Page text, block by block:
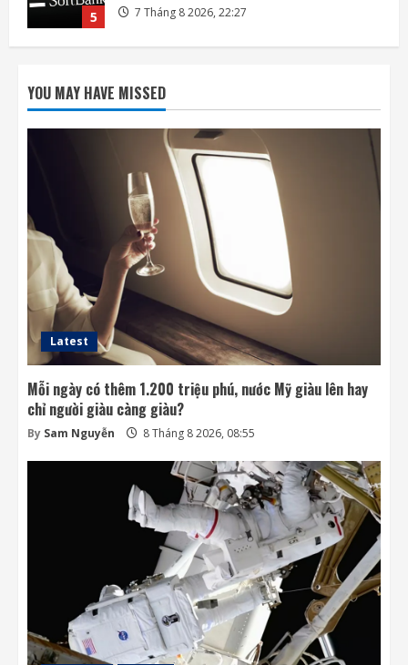
1 8 Tháng 8 2026, 08:55
2
để nâng cấp hệ thống điện ISS
8 Tháng 8 2026, 08:47
Đến lượt mô hình AI của Moonshot thoát
khỏi môi trường thử nghiệm
8 Tháng 8 2026, 07:58
4
Khai thác điện từ đất ở Nhật Bản: giấc mơ
lớn từ ánh sáng nhỏ
8 Tháng 8 2026, 07:52
YOU MAY HAVE MISSED
Latest
Mỗi ngày có thêm 1.200 triệu phú, nước Mỹ giàu lên hay
chỉ người giàu càng giàu?
By Sam Nguyễn 8 Tháng 8 2026, 08:55